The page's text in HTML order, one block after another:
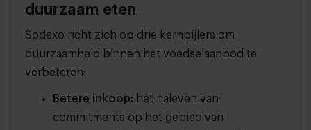
duurzaam eten
Sodexo richt zich op drie kernpijlers om
duurzaamheid binnen het voedselaanbod te
verbeteren:
Betere inkoop: het naleven van
commitments op het gebied van